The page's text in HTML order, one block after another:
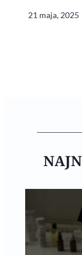
21 maja, 2025